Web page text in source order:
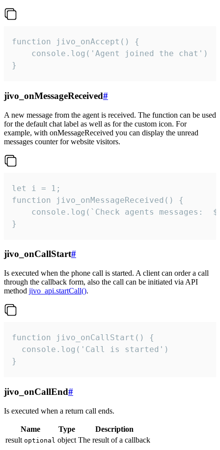
function jivo_onAccept() {
}
jivo_onMessageReceived#
A new message from the agent is received. The function can be used
for the default chat label as well as for the custom icon. For
example, with onMessageReceived you can display the unread
messages counter for website visitors.
let i = 1;
function jivo_onMessageReceived() {
}
jivo_onCallStart#
Is executed when the phone call is started. A client can order a call
through the callback form, also the call can be initiated via API
method jivo_api.startCall().
function jivo_onCallStart() {
  console.log('Call is started')
}
jivo_onCallEnd#
Is executed when a return call ends.
Name Type
Description
result optional object The result of a callback